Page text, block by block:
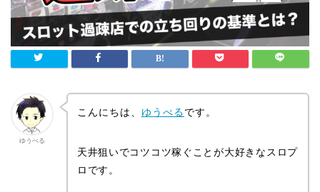
ゆうべる
こんにちは、 ゆうべるです。
天井狙いでコツコツ稼ぐことが大好きなスロプ
ロです。